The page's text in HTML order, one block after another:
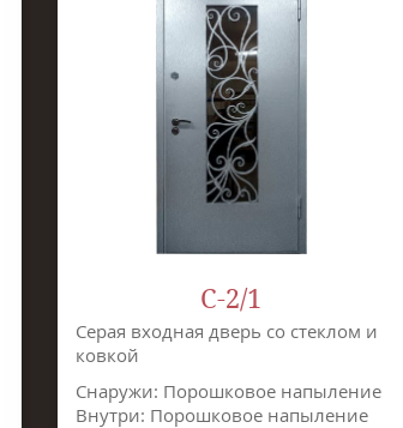
С-2/1
Серая входная дверь со стеклом и
ковкой
Снаружи: Порошковое напыление
Внутри: Порошковое напыление